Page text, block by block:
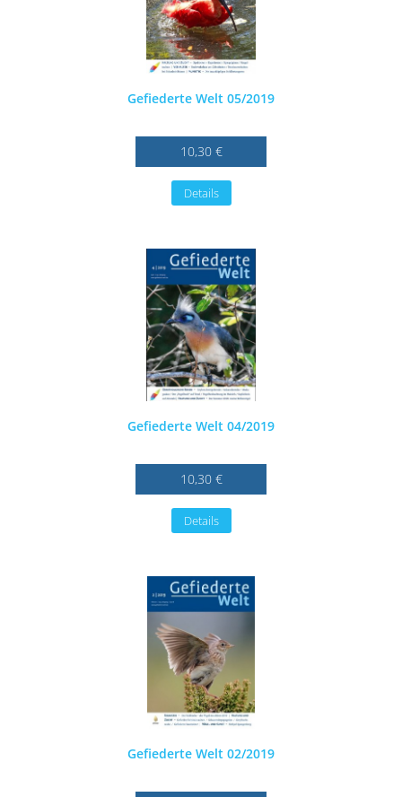
Gefiederte Welt 05/2019
10,30 €
Details
Gefiederte Welt 04/2019
10,30 €
Details
Gefiederte Welt 02/2019